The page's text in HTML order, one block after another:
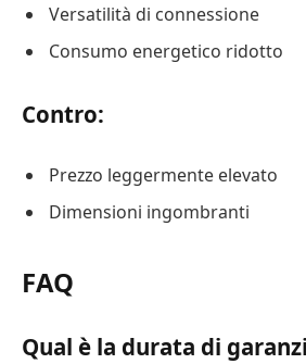
Versatilità di connessione
Consumo energetico ridotto
Contro:
Prezzo leggermente elevato
Dimensioni ingombranti
FAQ
Qual è la durata di